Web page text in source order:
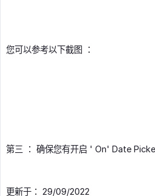
您可以参考以下截图 ：
第三 ： 确保您有开启 ' On' Date
更新于： 29/09/2022